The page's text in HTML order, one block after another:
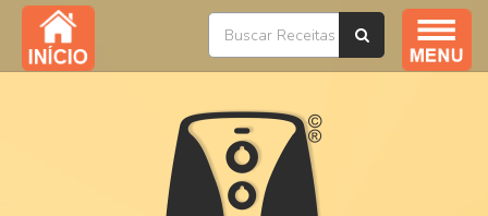
Índice / Todas as Receitas